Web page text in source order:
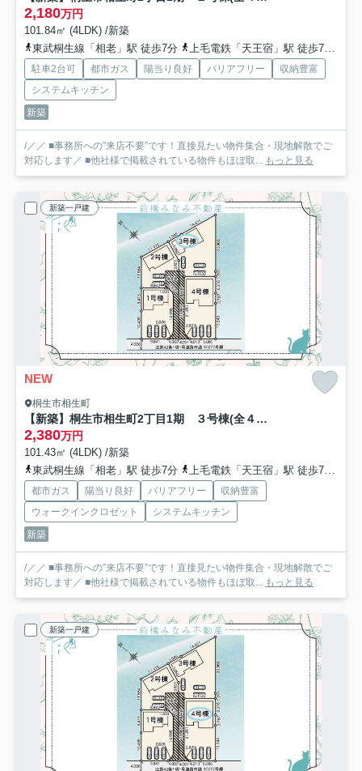
2,180万円
101.84㎡ (4LDK) /新築
東武桐生線「相老」駅 徒歩7分
上毛電鉄「天王宿」駅 徒歩7分
駐車2台可 都市ガス 陽当り良好 バリアフリー
収納豊富
システムキッチン
新築
/／／ ■事務所への”来店不要”です！直接見たい物件集合・現地解散でご
対応します／ ■他社様で掲載されている物件もほぼ取... もっと見る
新築一戸建
NEW
桐生市相生町
【新築】桐生市相生町2丁目1期 ３号棟(全４棟) リナージュ 新築建売分譲
2,380万円
101.43㎡ (4LDK) /新築
東武桐生線「相老」駅 徒歩7分
上毛電鉄「天王宿」駅 徒歩7分
都市ガス 陽当り良好 バリアフリー
収納豊富
ウォークインクロゼット
システムキッチン
新築
/／／ ■事務所への”来店不要”です！直接見たい物件集合・現地解散でご
対応します／ ■他社様で掲載されている物件もほぼ取... もっと見る
新築一戸建